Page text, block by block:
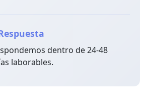
dentro de 24-48
laborables.